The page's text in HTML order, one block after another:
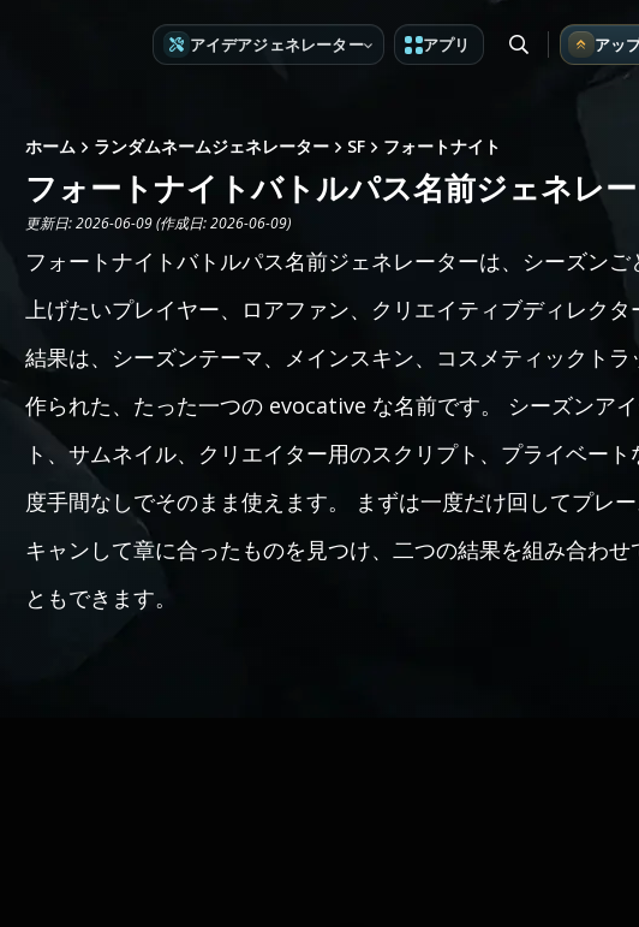
アイデアジェネレーター アプリ アッ
ホーム ランダムネームジェネレーター SF フォートナイト
フォートナイトバトルパス名前ジェネレ
更新日: 2026-06-09 (作成日: 2026-06-09)
フォートナイトバトルパス名前ジェネレーターは、シーズン
上げたいプレイヤー、ロアファン、クリエイティブディレク
結果は、シーズンテーマ、メインスキン、コスメティックト
作られた、たった一つの evocative な名前です。 シーズンア
ト、サムネイル、クリエイター用のスクリプト、プライベー
度手間なしでそのまま使えます。 まずは一度だけ回してプレ
キャンして章に合ったものを見つけ、二つの結果を組み合わ
ともできます。